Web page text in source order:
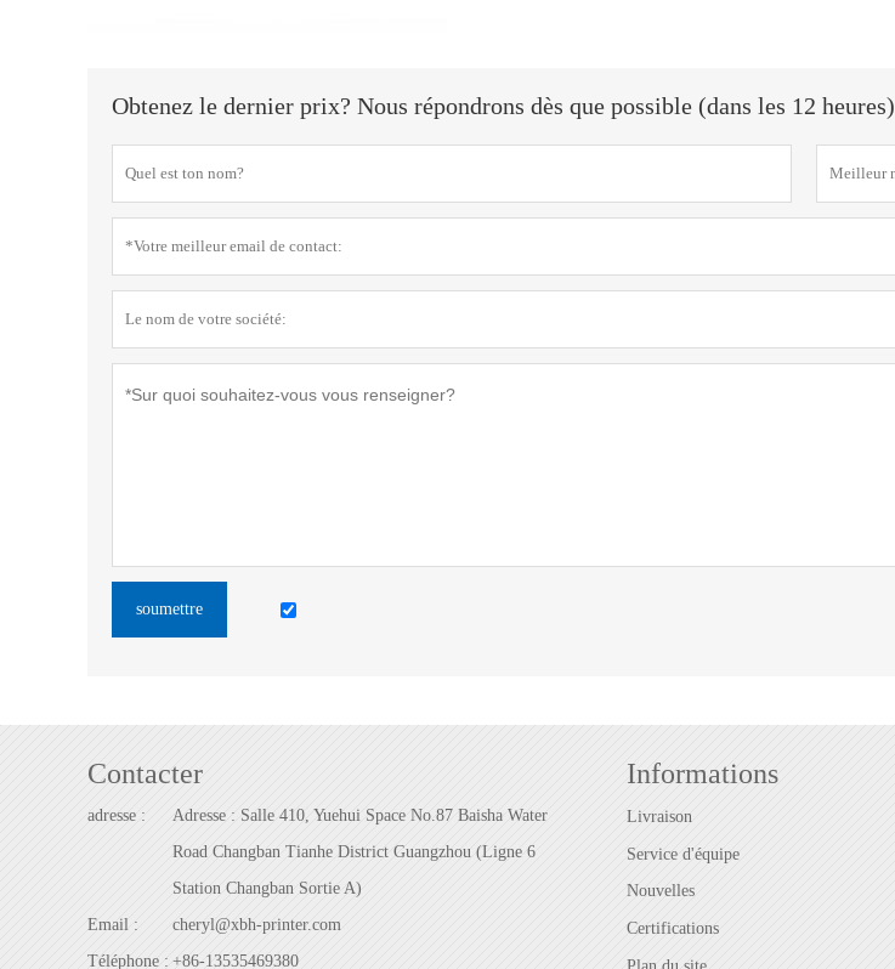
Obtenez le dernier prix? Nous répondrons dès que possible (dans les 12 heures)
soumettre
Contacter
adresse :
Adresse : Salle 410, Yuehui Space No.87 Baisha Water
Road Changban Tianhe District Guangzhou (Ligne 6
Station Changban Sortie A)
Email :
cheryl@xbh-printer.com
Téléphone : +86-13535469380
Informations
Livraison
Service d'équipe
Nouvelles
Certifications